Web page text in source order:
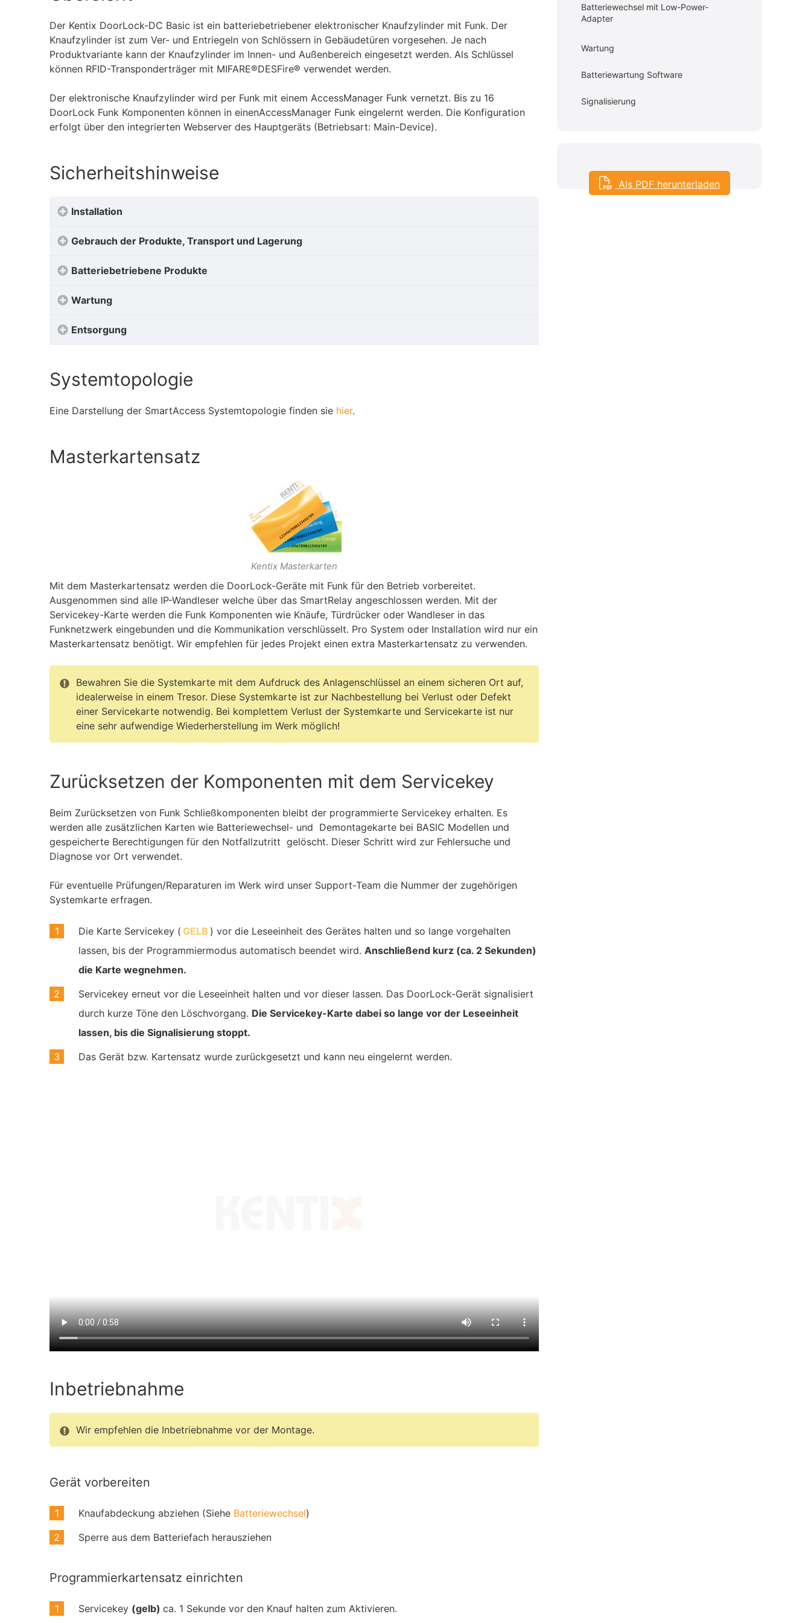
Der Kentix DoorLock-DC Basic ist ein batteriebetriebener elektronischer Knaufzylinder mit Funk. Der
Knaufzylinder ist zum Ver- und Entriegeln von Schlössern in Gebäudetüren vorgesehen. Je nach
Produktvariante kann der Knaufzylinder im Innen- und Außenbereich eingesetzt werden. Als Schlüssel
können RFID-Transponderträger mit MIFARE®DESFire® verwendet werden.
Der elektronische Knaufzylinder wird per Funk mit einem AccessManager Funk vernetzt. Bis zu 16
DoorLock Funk Komponenten können in einenAccessManager Funk eingelernt werden. Die Konfiguration
erfolgt über den integrierten Webserver des Hauptgeräts (Betriebsart: Main-Device).
Sicherheitshinweise
Installation
Gebrauch der Produkte, Transport und Lagerung
Batteriebetriebene Produkte
Wartung
Entsorgung
Systemtopologie
Eine Darstellung der SmartAccess Systemtopologie finden sie hier.
Masterkartensatz
Kentix Masterkarten
Mit dem Masterkartensatz werden die DoorLock-Geräte mit Funk für den Betrieb vorbereitet.
Ausgenommen sind alle IP-Wandleser welche über das SmartRelay angeschlossen werden. Mit der
Servicekey-Karte werden die Funk Komponenten wie Knäufe, Türdrücker oder Wandleser in das
Funknetzwerk eingebunden und die Kommunikation verschlüsselt. Pro System oder Installation wird nur ein
Masterkartensatz benötigt. Wir empfehlen für jedes Projekt einen extra Masterkartensatz zu verwenden.
Bewahren Sie die Systemkarte mit dem Aufdruck des Anlagenschlüssel an einem sicheren Ort auf,
idealerweise in einem Tresor. Diese Systemkarte ist zur Nachbestellung bei Verlust oder Defekt
einer Servicekarte notwendig. Bei komplettem Verlust der Systemkarte und Servicekarte ist nur
eine sehr aufwendige Wiederherstellung im Werk möglich!
Zurücksetzen der Komponenten mit dem Servicekey
Beim Zurücksetzen von Funk Schließkomponenten bleibt der programmierte Servicekey erhalten. Es
werden alle zusätzlichen Karten wie Batteriewechsel- und Demontagekarte bei BASIC Modellen und
gespeicherte Berechtigungen für den Notfallzutritt gelöscht. Dieser Schritt wird zur Fehlersuche und
Diagnose vor Ort verwendet.
Für eventuelle Prüfungen/Reparaturen im Werk wird unser Support-Team die Nummer der zugehörigen
Systemkarte erfragen.
Die Karte Servicekey ( GELB ) vor die Leseeinheit des Gerätes halten und so lange vorgehalten
lassen, bis der Programmiermodus automatisch beendet wird. Anschließend kurz (ca. 2 Sekunden)
die Karte wegnehmen.
Servicekey erneut vor die Leseeinheit halten und vor dieser lassen. Das DoorLock-Gerät signalisiert
durch kurze Töne den Löschvorgang. Die Servicekey-Karte dabei so lange vor der Leseeinheit
lassen, bis die Signalisierung stoppt.
Das Gerät bzw. Kartensatz wurde zurückgesetzt und kann neu eingelernt werden.
Inbetriebnahme
Wir empfehlen die Inbetriebnahme vor der Montage.
Gerät vorbereiten
Knaufabdeckung abziehen (Siehe Batteriewechsel)
Sperre aus dem Batteriefach herausziehen
Programmierkartensatz einrichten
Servicekey (gelb) ca. 1 Sekunde vor den Knauf halten zum Aktivieren.
Batteriewechsel mit Low-Power-
Adapter
Wartung
Batteriewartung Software
Signalisierung
Als PDF herunterladen